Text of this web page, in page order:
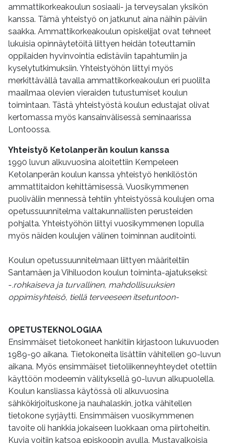
ammattikorkeakoulun sosiaali- ja terveysalan yksikön
kanssa. Tämä yhteistyö on jatkunut aina näihin päiviin
saakka. Ammattikorkeakoulun opiskelijat ovat tehneet
lukuisia opinnäytetöitä liittyen heidän toteuttamiin
oppilaiden hyvinvointia edistäviin tapahtumiin ja
kyselytutkimuksiin. Yhteistyöhön liittyi myös
merkittävällä tavalla ammattikorkeakoulun eri puolilta
maailmaa olevien vieraiden tutustumiset koulun
toimintaan. Tästä yhteistyöstä koulun edustajat olivat
kertomassa myös kansainvälisessä seminaarissa
Lontoossa.
Yhteistyö Ketolanperän koulun kanssa
1990 luvun alkuvuosina aloitettiin Kempeleen
Ketolanperän koulun kanssa yhteistyö henkilöstön
ammattitaidon kehittämisessä. Vuosikymmenen
puoliväliin mennessä tehtiin yhteistyössä koulujen oma
opetussuunnitelma valtakunnallisten perusteiden
pohjalta. Yhteistyöhön liittyi vuosikymmenen lopulla
myös näiden koulujen välinen toiminnan auditointi.
Koulun opetussuunnitelmaan liittyen määriteltiin
Santamäen ja Vihiluodon koulun toiminta-ajatukseksi:
-.rohkaiseva ja turvallinen, mahdollisuuksien
oppimisyhteisö, tiellä terveeseen itsetuntoon-
OPETUSTEKNOLOGIAA
Ensimmäiset tietokoneet hankitiin kirjastoon lukuvuoden
1989-90 aikana. Tietokoneita lisättiin vähitellen 90-luvun
aikana. Myös ensimmäiset tietoliikenneyhteydet otettiin
käyttöön modeemin välityksellä 90-luvun alkupuolella.
Koulun kansliassa käytössä oli alkuvuosina
sähkökirjoituskone ja nauhalaskin, jotka vähitellen
tietokone syrjäytti. Ensimmäisen vuosikymmenen
tavoite oli hankkia jokaiseen luokkaan oma piirtoheitin.
Kuvia voitiin katsoa episkoopin avulla. Mustavalkoisia